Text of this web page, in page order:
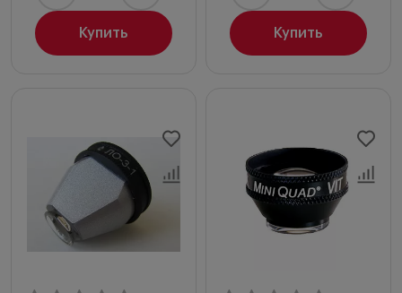
Купить Купить